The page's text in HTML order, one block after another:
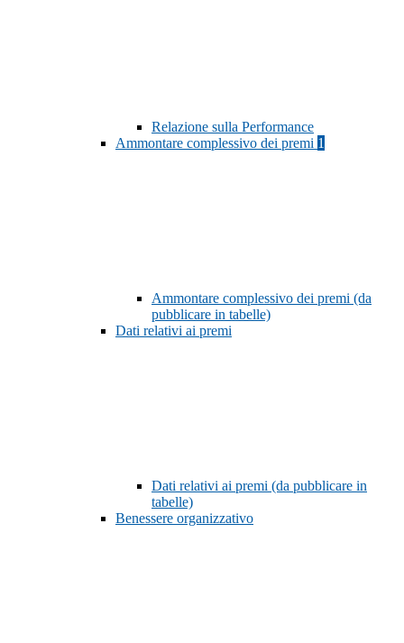
Relazione sulla Performance
Ammontare complessivo dei premi 1
Ammontare complessivo dei premi (da
pubblicare in tabelle)
Dati relativi ai premi
Dati relativi ai premi (da pubblicare in
tabelle)
Benessere organizzativo